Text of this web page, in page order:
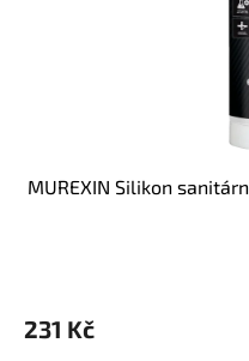
MUREXIN Silikon
231 Kč